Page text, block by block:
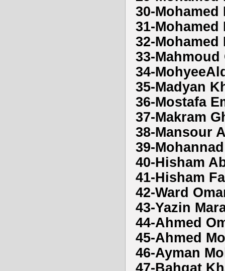
30-
31-
32-
33-
34-
35-Madyan
36-Mostafa
37-Makram
38-Mansour
39-
40-Hisham
41-Hisham
42-Ward
43-Yazin
44-Ahmed
45-Ahmed
46-Ayman
47-Bahgat